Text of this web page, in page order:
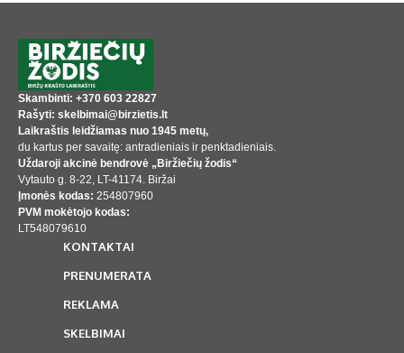
Skambinti: +370 603 22827
Rašyti: skelbimai@birzietis.lt
Laikraštis leidžiamas nuo 1945 metų,
du kartus per savaitę: antradieniais ir penktadieniais.
Uždaroji akcinė bendrovė „Biržiečių žodis“
Vytauto g. 8-22, LT-41174. Biržai
Įmonės kodas: 254807960
PVM mokėtojo kodas:
LT548079610
KONTAKTAI
PRENUMERATA
REKLAMA
SKELBIMAI